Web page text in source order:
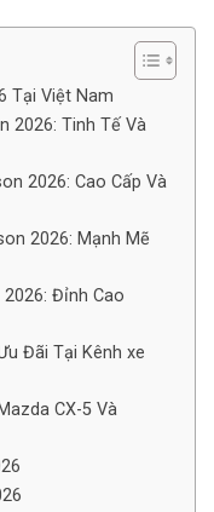
Tại Việt Nam
2026: Tinh Tế Và
2026: Cao Cấp Và
2026: Mạnh Mẽ
Đỉnh Cao
Đãi Tại Kênh xe
CX-5 Và